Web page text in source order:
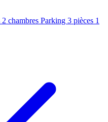
2 chambres Parking 3 pièces 1